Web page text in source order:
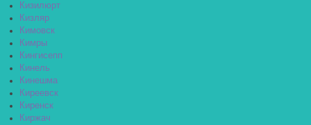
Кизилюрт
Кизляр
Кимовск
Кимры
Кингисепп
Кинель
Кинешма
Киреевск
Киренск
Киржач